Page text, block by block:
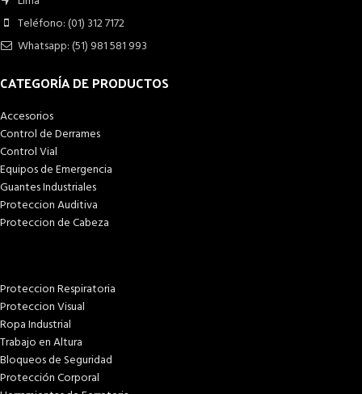
Teléfono: (01) 312 7172
Whatsapp: (51) 981 581 993
CATEGORÍA DE PRODUCTOS
Accesorios
Control de Derrames
Control Vial
Equipos de Emergencia
Guantes Industriales
Proteccion Auditiva
Proteccion de Cabeza
Proteccion Respiratoria
Proteccion Visual
Ropa Industrial
Trabajo en Altura
Bloqueos de Seguridad
Protección Corporal